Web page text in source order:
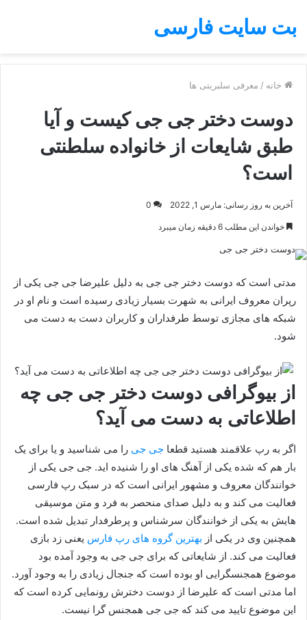
بت سایت فارسی
خانه / معرفی سلبریتی ها
دوست دختر جی جی کیست و آیا
طبق شایعات از خانواده سلطنتی
است؟
آخرین به روز رسانی: مارس 1, 2022 0
خواندن این مطلب 6 دقیقه زمان میبرد
مدتی است که دوست دختر جی جی به دلیل علیرضا جی جی یکی از
رپران معروف ایرانی به شهرت بسیار زیادی رسیده است و نام او در
شبکه های مجازی توسط طرفداران و کاربران دست به دست می‌
شود.
از بیوگرافی دوست دختر جی جی چه
اطلاعاتی به دست می آید؟
اگر به رپ علاقمند هستید قطعا جی جی را می شناسید و یا برای یک
بار هم که شده یکی از آهنگ های او را شنیده اید. جی جی یکی از
خوانندگان معروف و مشهور ایرانی است که در سبک رپ فارسی
فعالیت می‌ کند و به دلیل صدای منحصر به فرد و متن موسیقی
هایش به یکی از خوانندگان سرشناس و پرطرفدار تبدیل شده است.
همچنین وی در یکی از بهترین گروه های رپ فارس یعنی زد بازی
فعالیت می کند. از شایعاتی که برای جی جی به وجود آمده بود
موضوع همجنسگرایی او بوده است که جنجال زیادی را به وجود آورد.
اما مدتی است که علیرضا از دوست دخترش رونمایی کرده است که
این موضوع تایید می‌ کند که جی جی همجنس گرا نیست.